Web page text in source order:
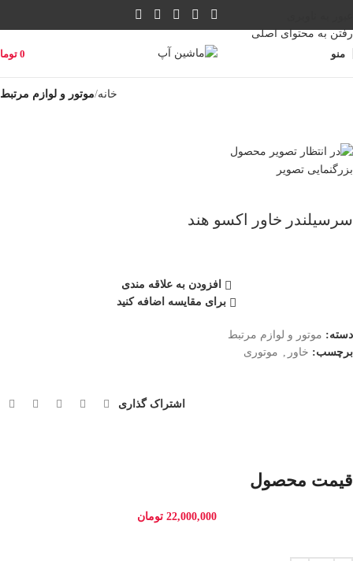
رفتن به محتوای اصلی
منو
0
خانه موتور و لوازم مرتبط
بزرگنمایی تصویر
سرسیلندر خاور اکسو هند
افزودن به علاقه مندی
برای مقایسه اضافه کنید
دسته: موتور و لوازم مرتبط
برچسب: خاور موتوری
اشتراک گذاری
قیمت محصول
22,000,000 تومان